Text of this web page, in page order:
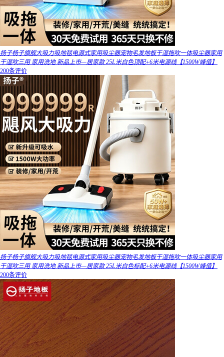
扬子杨子旗舰大吸力吸地毯电源式家用吸尘器宠物毛发地板干湿拖吹一体吸尘器家用
干湿吹三用 家用洗地 新品上市—居家款 25L米白色顶配+6米电源线【1500W峰值】
200条评价
扬子杨子旗舰大吸力吸地毯电源式家用吸尘器宠物毛发地板干湿拖吹一体吸尘器家用
干湿吹三用 家用洗地 新品上市—居家款 25L米白色标配+6米电源线【1500W峰值】
200条评价